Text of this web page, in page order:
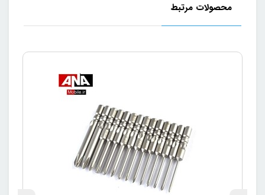
محصولات مرتبط